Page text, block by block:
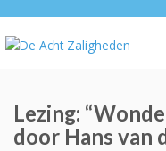
Lezing:
door Hans van